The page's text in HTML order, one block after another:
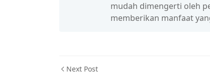
mudah dimengerti oleh
memberikan manfaat
Next Post